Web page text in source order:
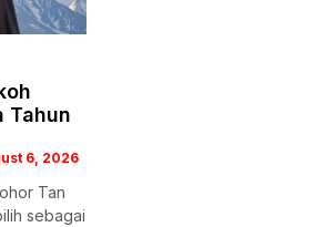
Tahun
6, 2026
Tan
sebagai